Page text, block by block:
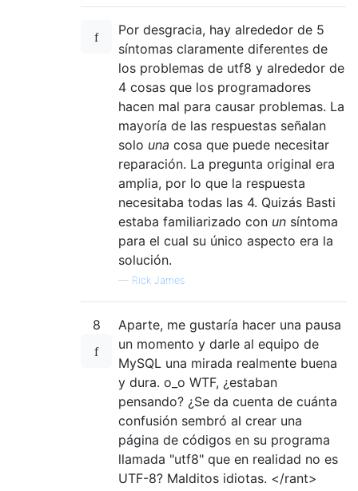
Por desgracia, hay alrededor de 5
síntomas claramente diferentes de
los problemas de utf8 y alrededor de
4 cosas que los programadores
hacen mal para causar problemas. La
mayoría de las respuestas señalan
solo una cosa que puede necesitar
reparación. La pregunta original era
amplia, por lo que la respuesta
necesitaba todas las 4. Quizás Basti
estaba familiarizado con un síntoma
para el cual su único aspecto era la
solución.
— Rick James
8
Aparte, me gustaría hacer una pausa
un momento y darle al equipo de
MySQL una mirada realmente buena
y dura. o_o WTF, ¿estaban
pensando? ¿Se da cuenta de cuánta
confusión sembró al crear una
página de códigos en su programa
llamada "utf8" que en realidad no es
UTF-8? Malditos idiotas. </rant>